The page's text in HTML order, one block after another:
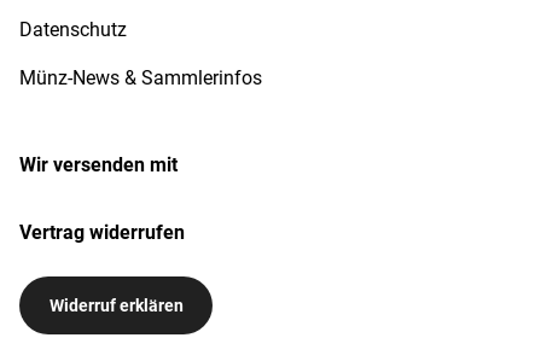
Datenschutz
Münz-News & Sammlerinfos
Wir versenden mit
Vertrag widerrufen
Widerruf erklären